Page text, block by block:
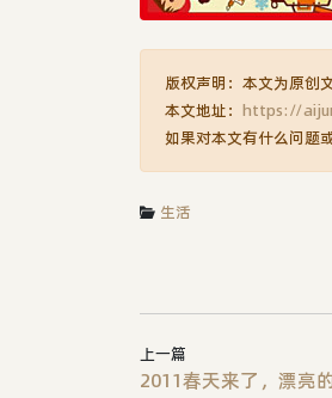
版权声明：本文为原创
本文地址： https://
如果对本文有什么问题
生活
上一篇
2011春天来了，漂亮